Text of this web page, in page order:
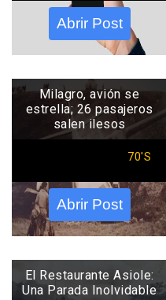
Abrir Post
Milagro, avión se
estrella; 26 pasajeros
salen ilesos
70'S
Abrir Post
El Restaurante Asiole:
Una Parada Inolvidable